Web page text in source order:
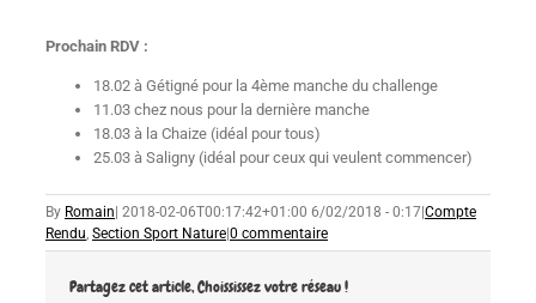
Prochain RDV :
18.02 à Gétigné pour la 4ème manche du challenge
11.03 chez nous pour la dernière manche
18.03 à la Chaize (idéal pour tous)
25.03 à Saligny (idéal pour ceux qui veulent commencer)
By Romain| 2018-02-06T00:17:42+01:00 6/02/2018 - 0:17|Compte
Rendu Section Sport Nature|0 commentaire
Partagez cet article, Choississez votre réseau !